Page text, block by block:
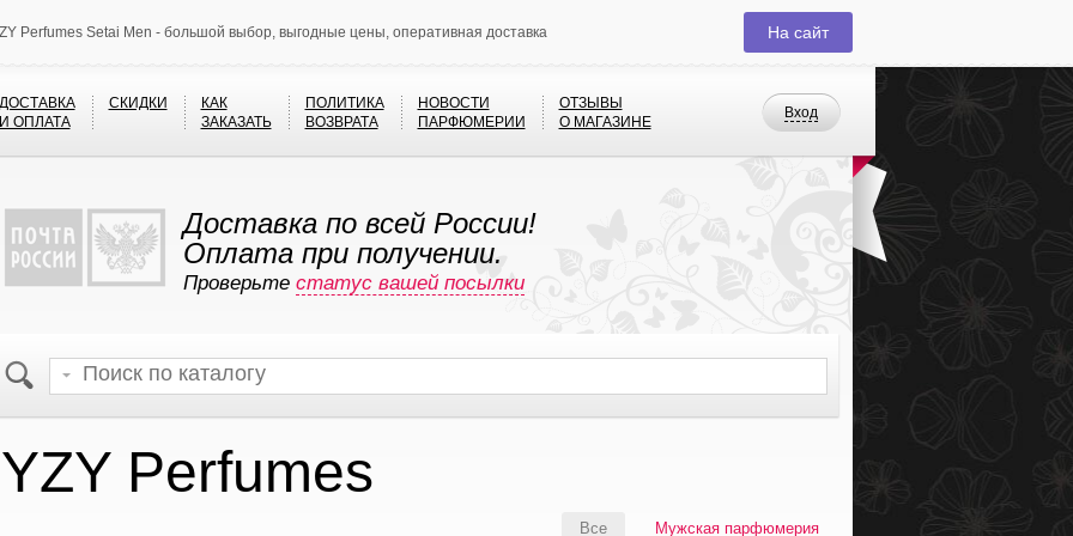
Perfumes Setai Men - большой выбор, выгодные цены, оперативная доставка На сайт
Вход
ОПЛАТА
СКИДКИ
КАК
ЗАКАЗАТЬ
ПОЛИТИКА
ВОЗВРАТА
НОВОСТИ
ПАРФЮМЕРИИ
ОТЗЫВЫ
О МАГАЗИНЕ
Доставка по всей России!
Оплата при получении.
Проверьте статус вашей посылки
YZY Perfumes
Все Мужская парфюмерия